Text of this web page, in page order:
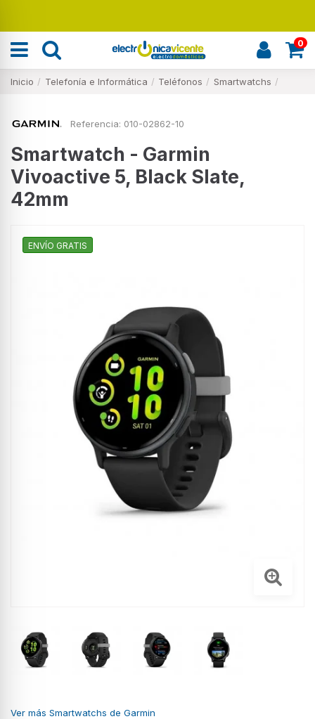
0
Inicio Telefonía e Informática Teléfonos Smartwatchs
Referencia: 010-02862-10
Smartwatch - Garmin
Vivoactive 5, Black Slate,
42mm
ENVÍO GRATIS
Ver más Smartwatchs de Garmin